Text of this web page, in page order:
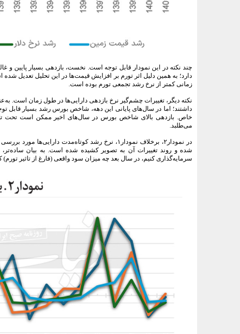
چند نکته در این نمودار قابل توجه است. نخست، بازدهی بسیار پایین و
دارد؛ به همین دلیل اثر تورم بر افزایش قیمت‌ها در این تحلیل تعدیل
زمانی کمتر از نرخ رشد تجمعی تورم بوده است.
داشتند؛ اما در سال‌های پایانی این دهه، شاخص بورس رشد بسیار
خاص. بازدهی بالای شاخص بورس در سال‌های اخیر ممکن است تحت
می‌طلبد.
در نمودار۲، برخلاف نمودار۱، نرخ رشد کوتاه‌‌مدت
شده و روند تغییرات آن به تصویر کشیده شده است. به بیان
سرمایه‌گذاری کنیم، در سال بعد چه میزان سود واقعی (فارغ از تاثیر